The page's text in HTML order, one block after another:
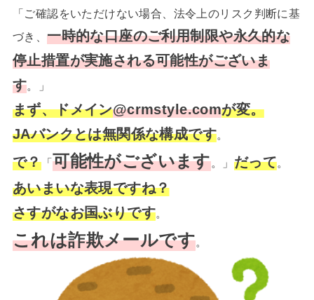
「ご確認をいただけない場合、法令上のリスク判断に基
づき、一時的な口座のご利用制限や永久的な
停止措置が実施される可能性がございま
す。」
まず、ドメイン@crmstyle.comが変。
JAバンクとは無関係な構成です。
で？「可能性がございます。」 だって。
あいまいな表現ですね？
さすがなお国ぶりです。
これは詐欺メールです。